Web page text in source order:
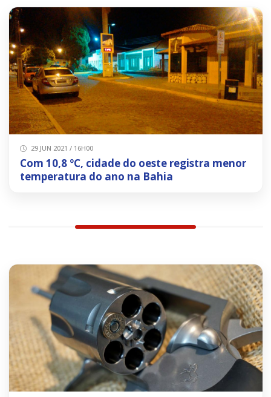
29 JUN 2021 / 16H00
Com 10,8 ºC, cidade do oeste registra menor
temperatura do ano na Bahia